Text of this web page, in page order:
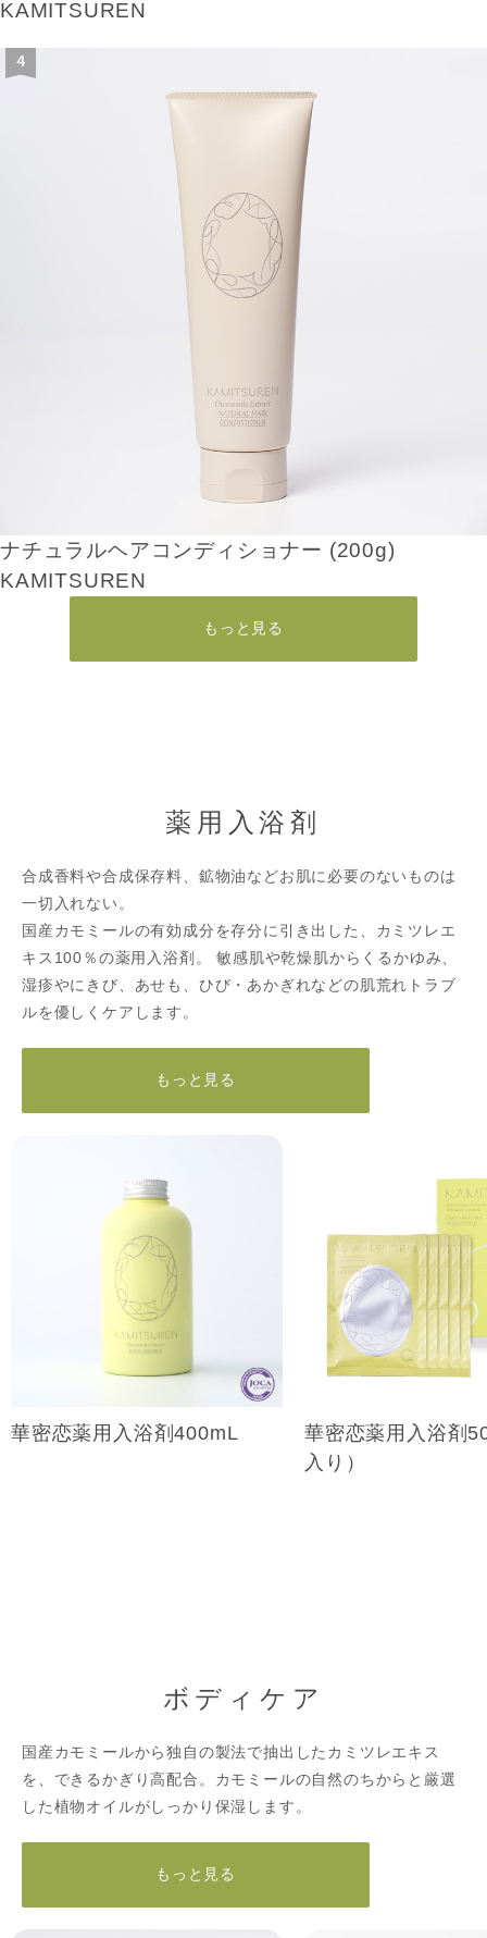
KAMITSUREN
4
ナチュラルヘアコンディショナー (200g)
KAMITSUREN
もっと見る
薬用入浴剤
合成香料や合成保存料、鉱物油などお肌に必要のないものは
一切入れない。
国産カモミールの有効成分を存分に引き出した、カミツレエ
キス100％の薬用入浴剤。 敏感肌や乾燥肌からくるかゆみ、
湿疹やにきび、あせも、ひび・あかぎれなどの肌荒れトラブ
ルを優しくケアします。
もっと見る
華密恋薬用入浴剤400mL
華密恋薬用入浴剤
入り）
ボディケア
国産カモミールから独自の製法で抽出したカミツレエキス
を、できるかぎり高配合。カモミールの自然のちからと厳選
した植物オイルがしっかり保湿します。
もっと見る